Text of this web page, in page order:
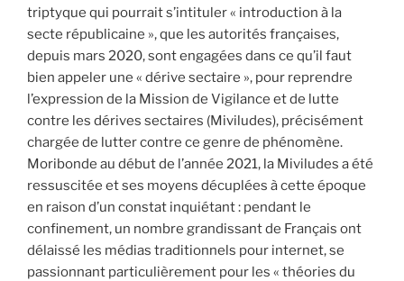
triptyque qui pourrait s’intituler « introduction à la
secte républicaine », que les autorités françaises,
depuis mars 2020, sont engagées dans ce qu’il faut
bien appeler une « dérive sectaire », pour reprendre
l’expression de la Mission de Vigilance et de lutte
contre les dérives sectaires (Miviludes), précisément
chargée de lutter contre ce genre de phénomène.
Moribonde au début de l’année 2021, la Miviludes a été
ressuscitée et ses moyens décuplées à cette époque
en raison d’un constat inquiétant : pendant le
confinement, un nombre grandissant de Français ont
délaissé les médias traditionnels pour internet, se
passionnant particulièrement pour les « théories du